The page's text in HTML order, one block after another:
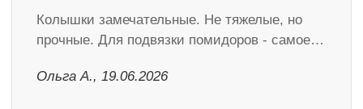
Колышки замечательные. Не тяжелые, но
прочные. Для подвязки помидоров - самое…
Ольга А., 19.06.2026